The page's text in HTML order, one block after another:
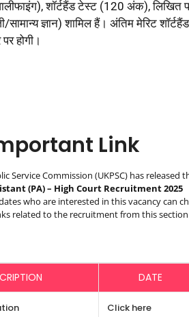
शॉर्टहैंड टेस्ट (120 अंक), लिखित
ज्ञान) शामिल हैं। अंतिम मेरिट
होगी।
Link
Service Commission (UKPSC) has released
(PA) – High Court Recruitment 2025
who are interested in this vacancy can
related to the recruitment from this
DATE
Click here